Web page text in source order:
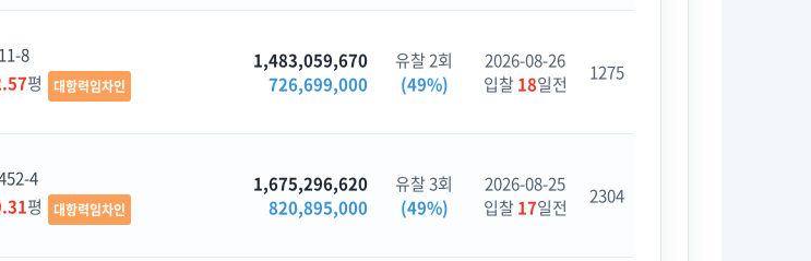
8
평 대항력임차인
1,483,059,670
726,699,000
유찰 2회
(49%)
2026-08-26
입찰18일전 1275
4
평 대항력임차인
1,675,296,620
820,895,000
유찰 3회
(49%)
2026-08-25
입찰17일전 2304